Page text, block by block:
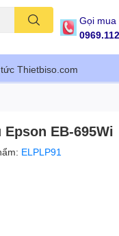
Gọi mua
Thietbiso.com
EB-695Wi
ELPLP91